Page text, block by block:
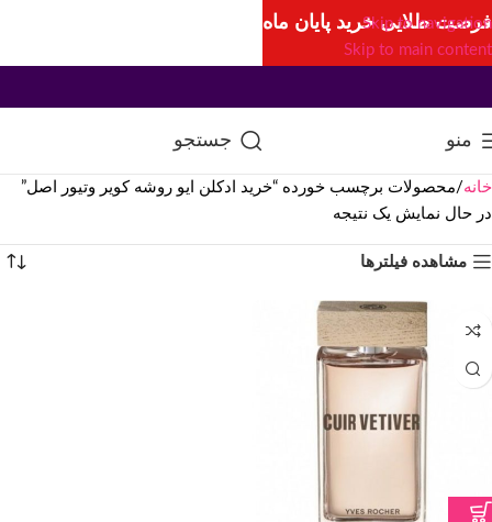
Skip to navigation
Skip to main content
منو جستجو
خانه محصولات برچسب خورده “خرید ادکلن ایو روشه کویر وتیور اصل”
در حال نمایش یک نتیجه
مشاهده فیلترها
فرصت طلایی خرید پایان ماه